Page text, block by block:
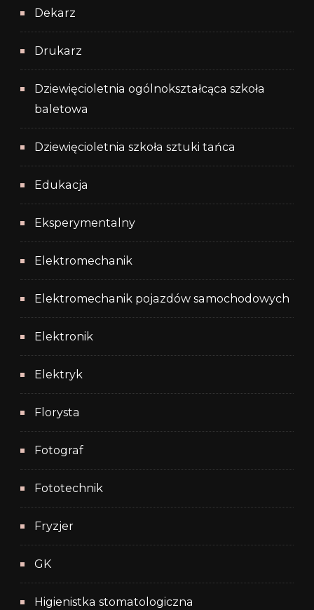
Dekarz
Drukarz
Dziewięcioletnia ogólnokształcąca szkoła
baletowa
Dziewięcioletnia szkoła sztuki tańca
Edukacja
Eksperymentalny
Elektromechanik
Elektromechanik pojazdów samochodowych
Elektronik
Elektryk
Florysta
Fotograf
Fototechnik
Fryzjer
GK
Higienistka stomatologiczna